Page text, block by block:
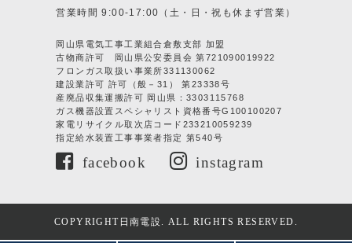
営業時間 9:00-17:00（土・日・祝も休まず営業）
岡山県電気工事工業組合倉敷支部 加盟
古物商許可 岡山県公安委員会 第721090019922
フロンガス取扱い事業所331130062
建設業許可 許可（般－31） 第23338号
産廃品収集運搬許可 岡山県：3303115768
ガス機器設置スペシャリスト資格番号G100100207
家電リサイクル取次店コード233210059239
指定給水装置工事事業者指定 第540号
facebook instagram
COPYRIGHT日南電設. ALL RIGHTS RESERVED.